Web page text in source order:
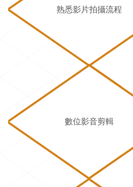
熟悉影片拍攝流程
數位影音剪輯